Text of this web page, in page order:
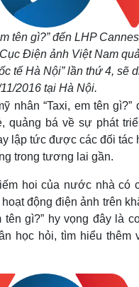
tên gì?” đến LHP
Điện ảnh Việt Nam
tế Hà Nội” lần thứ 4, sẽ
2016 tại Hà Nội.
nhân “Taxi, em tên gì?”
quảng bá về sự phát
lập tức được các đối tác
trong tương lai gần.
hoi của nước nhà có
động điện ảnh trên
tên gì?” hy vọng đây là
học hỏi, tìm hiểu thêm